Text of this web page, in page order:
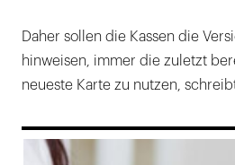
Daher sollen die Kassen die
hinweisen, immer die zuletzt
neueste Karte zu nutzen,
169